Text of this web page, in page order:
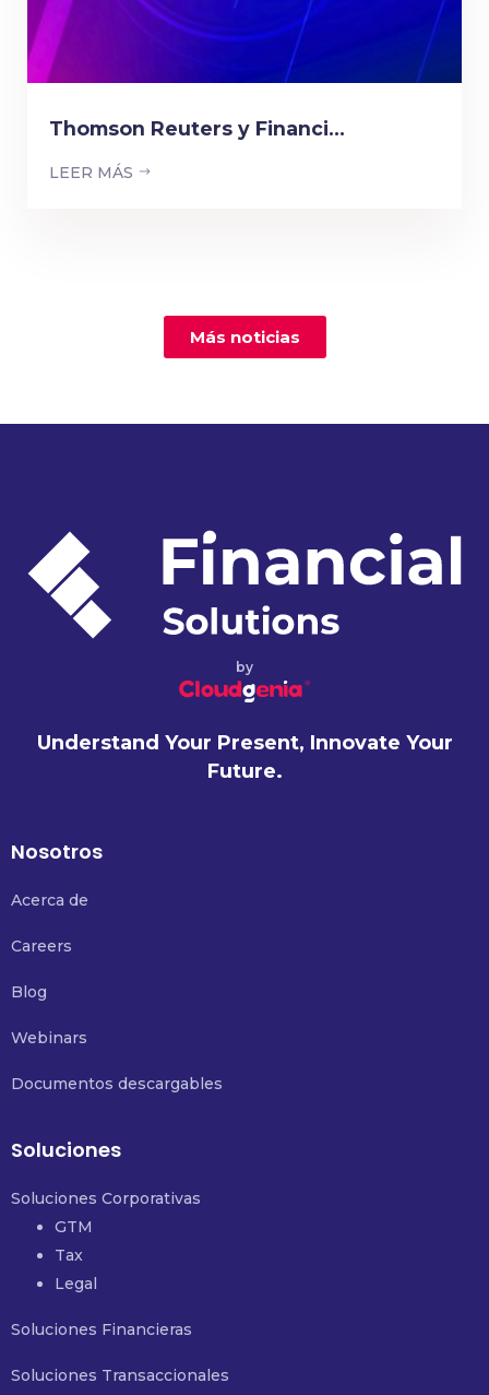
Thomson Reuters y Financi...
LEER MÁS
Más noticias
by
Understand Your Present, Innovate Your
Future.
Nosotros
Acerca de
Careers
Blog
Webinars
Documentos descargables
Soluciones
Soluciones Corporativas
GTM
Tax
Legal
Soluciones Financieras
Soluciones Transaccionales